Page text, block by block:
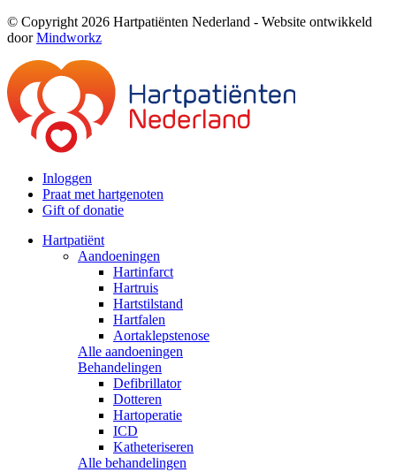
© Copyright 2026 Hartpatiënten Nederland - Website ontwikkeld
doorMindworkz
Inloggen
Praat met hartgenoten
Gift of donatie
Hartpatiënt
Aandoeningen
Hartinfarct
Hartruis
Hartstilstand
Hartfalen
Aortaklepstenose
Alle aandoeningen
Behandelingen
Defibrillator
Dotteren
Hartoperatie
ICD
Katheteriseren
Alle behandelingen